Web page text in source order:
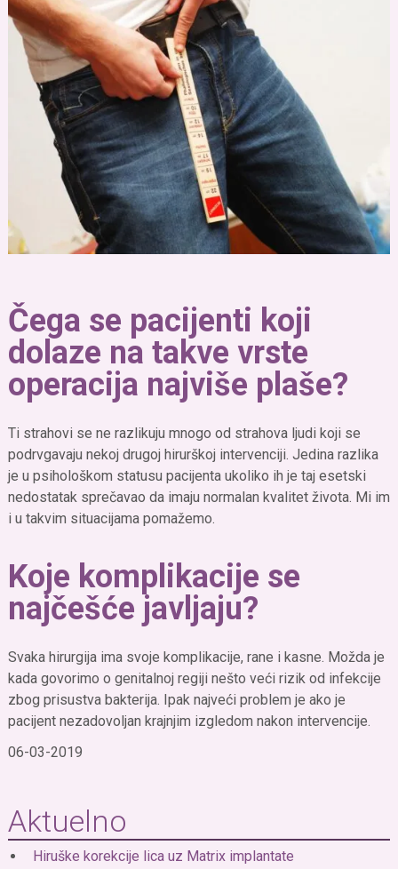
Čega se pacijenti koji
dolaze na takve vrste
operacija najviše plaše?
Ti strahovi se ne razlikuju mnogo od strahova ljudi koji se
podrvgavaju nekoj drugoj hirurškoj intervenciji. Jedina razlika
je u psihološkom statusu pacijenta ukoliko ih je taj esetski
nedostatak sprečavao da imaju normalan kvalitet života. Mi im
i u takvim situacijama pomažemo.
Koje komplikacije se
najčešće javljaju?
Svaka hirurgija ima svoje komplikacije, rane i kasne. Možda je
kada govorimo o genitalnoj regiji nešto veći rizik od infekcije
zbog prisustva bakterija. Ipak najveći problem je ako je
pacijent nezadovoljan krajnjim izgledom nakon intervencije.
06-03-2019
Aktuelno
Hiruške korekcije lica uz Matrix implantate